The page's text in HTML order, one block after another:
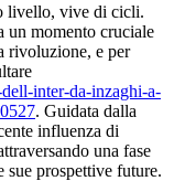
livello, vive di cicli.
un momento cruciale
rivoluzione, e per
inter-da-inzaghi-a-
. Guidata dalla
influenza di
una fase
prospettive future.